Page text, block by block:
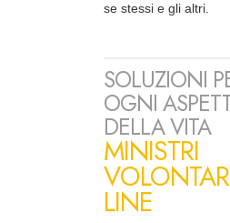
se stessi e gli altri.
SOLUZIONI
OGNI
DELLA VITA
MINISTRI
LINE